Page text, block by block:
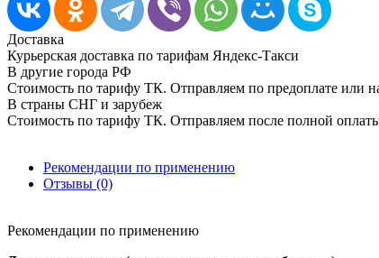
Доставка
Курьерская доставка по тарифам Яндекс-Такси
В другие города РФ
Стоимость по тарифу ТК. Отправляем по предоплате или
В страны СНГ и зарубеж
Стоимость по тарифу ТК. Отправляем после полной
Рекомендации по применению
Отзывы (0)
Рекомендации по применению